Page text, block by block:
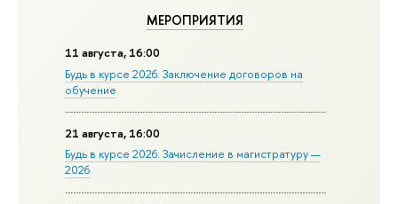
МЕРОПРИЯТИЯ
11 августа, 16:00
Будь в курсе 2026: Заключение договоров на
обучение
21 августа, 16:00
Будь в курсе 2026: Зачисление в магистратуру —
2026